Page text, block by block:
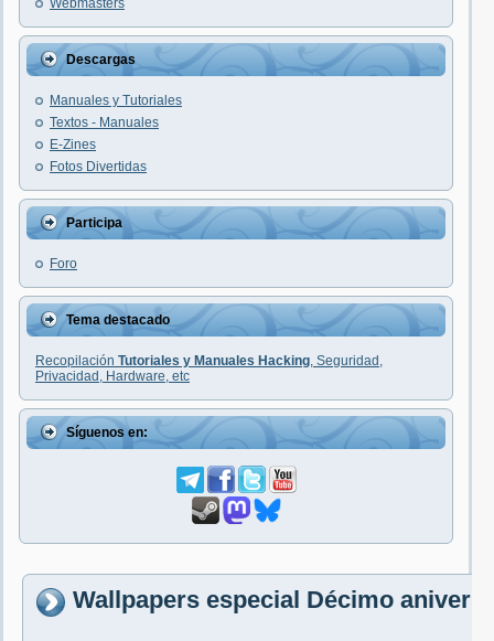
Webmasters
Descargas
Manuales y Tutoriales
Textos - Manuales
E-Zines
Fotos Divertidas
Participa
Foro
Tema destacado
Recopilación Tutoriales y Manuales Hacking, Seguridad,
Privacidad, Hardware, etc
Síguenos en:
Wallpapers especial Décimo